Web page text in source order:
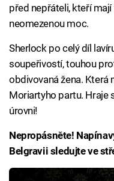
před nepřáteli, kteří
neomezenou moc.
Sherlock po celý díl
soupeřivostí, touhou
obdivovaná žena. Která
Moriartyho partu. Hraje
úrovni!
Nepropásněte!
Belgravii sledujte ve